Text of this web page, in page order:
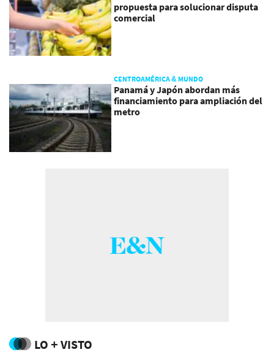
propuesta para solucionar disputa
comercial
CENTROAMÉRICA & MUNDO
Panamá y Japón abordan más
financiamiento para ampliación del
metro
LO + VISTO